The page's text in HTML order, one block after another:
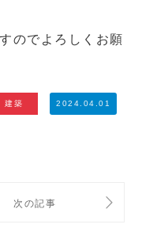
のでよろしくお願
建築 2024.04.01